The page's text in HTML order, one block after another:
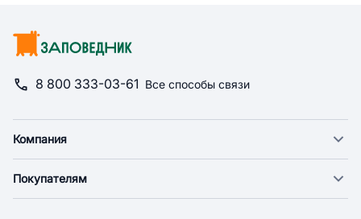
8 800 333-03-61 Все способы связи
Компания
Новости
Покупателям